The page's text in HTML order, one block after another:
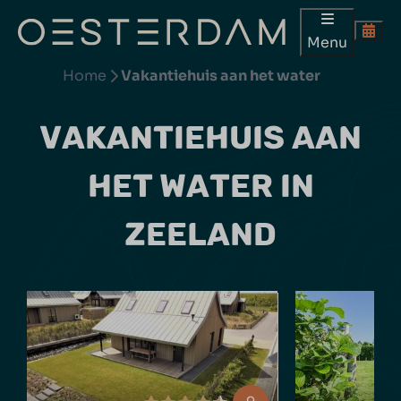
Menu
Home
Vakantiehuis aan het water
VAKANTIEHUIS AAN
HET WATER IN
ZEELAND